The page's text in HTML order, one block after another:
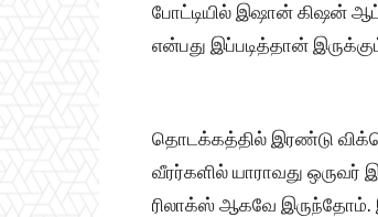
போட்டியில் இஷான் கிஷன்
என்பது இப்படித்தான்
தொடக்கத்தில் இரண்டு
வீரர்களில் யாராவது ஒருவர்
ரிலாக்ஸ் ஆகவே இருந்தோம்.